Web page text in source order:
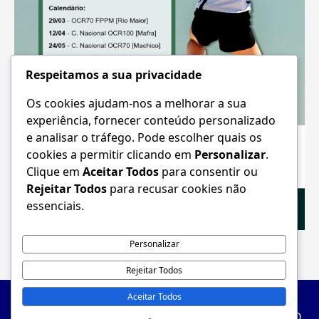
Respeitamos a sua privacidade
Os cookies ajudam-nos a melhorar a sua
experiência, fornecer conteúdo personalizado
e analisar o tráfego. Pode escolher quais os
cookies a permitir clicando em Personalizar.
Clique em Aceitar Todos para consentir ou
Rejeitar Todos para recusar cookies não
essenciais.
Personalizar
Rejeitar Todos
Aceitar Todos